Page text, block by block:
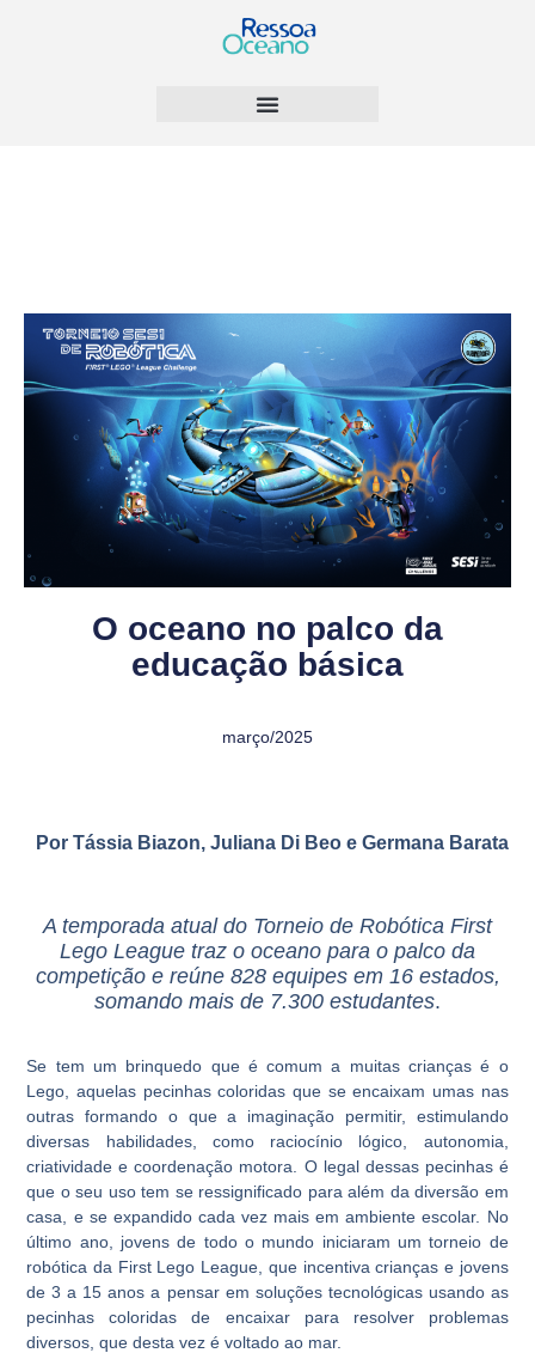
O oceano no palco da
educação básica
março/2025
Por Tássia Biazon, Juliana Di Beo e Germana Barata
A temporada atual do Torneio de Robótica First
Lego League traz o oceano para o palco da
competição e reúne 828 equipes em 16 estados,
somando mais de 7.300 estudantes.
Se tem um brinquedo que é comum a muitas crianças é o
Lego, aquelas pecinhas coloridas que se encaixam umas nas
outras formando o que a imaginação permitir, estimulando
diversas habilidades, como raciocínio lógico, autonomia,
criatividade e coordenação motora. O legal dessas pecinhas é
que o seu uso tem se ressignificado para além da diversão em
casa, e se expandido cada vez mais em ambiente escolar. No
último ano, jovens de todo o mundo iniciaram um torneio de
robótica da First Lego League, que incentiva crianças e jovens
de 3 a 15 anos a pensar em soluções tecnológicas usando as
pecinhas coloridas de encaixar para resolver problemas
diversos, que desta vez é voltado ao mar.